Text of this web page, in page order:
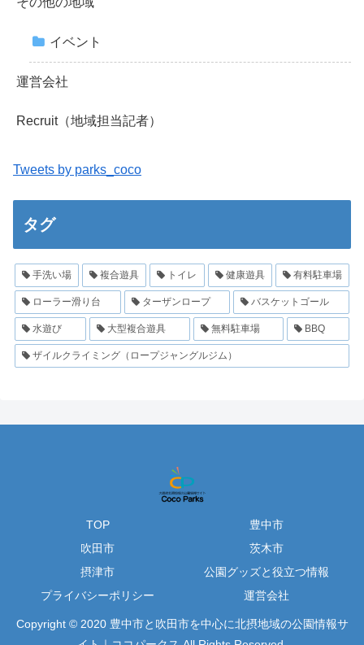
イベント
運営会社
Recruit（地域担当記者）
Tweets by parks_coco
タグ
手洗い場 複合遊具 トイレ 健康遊具 有料駐車場
ローラー滑り台 ターザンロープ バスケットゴール
水遊び 大型複合遊具 無料駐車場 BBQ
ザイルクライミング（ロープジャングルジム）
TOP
豊中市
吹田市
茨木市
摂津市
公園グッズと役立つ情報
プライバシーポリシー
運営会社
Copyright © 2020 豊中市と吹田市を中心に北摂地域の公園情報サ